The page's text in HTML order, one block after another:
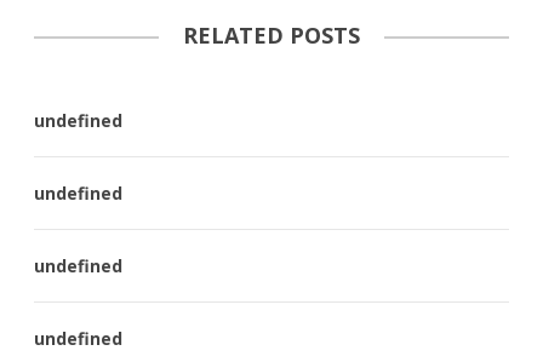
RELATED POSTS
undefined
undefined
undefined
undefined